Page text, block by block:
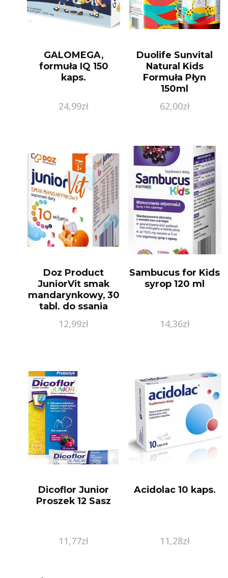
GALOMEGA,
formuła IQ 150
kaps.
24,99zł
Duolife Sunvital
Natural Kids
Formuła Płyn
150ml
62,00zł
Doz Product
JuniorVit smak
mandarynkowy, 30
tabl. do ssania
12,99zł
Sambucus for Kids
syrop 120 ml
14,36zł
Dicoflor Junior
Proszek 12 Sasz
11,77zł
Acidolac 10 kaps.
11,28zł